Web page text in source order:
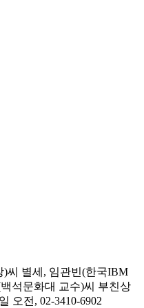
씨 별세, 임관빈(한국IBM
석문화대 교수)씨 부친상
오전, 02-3410-6902